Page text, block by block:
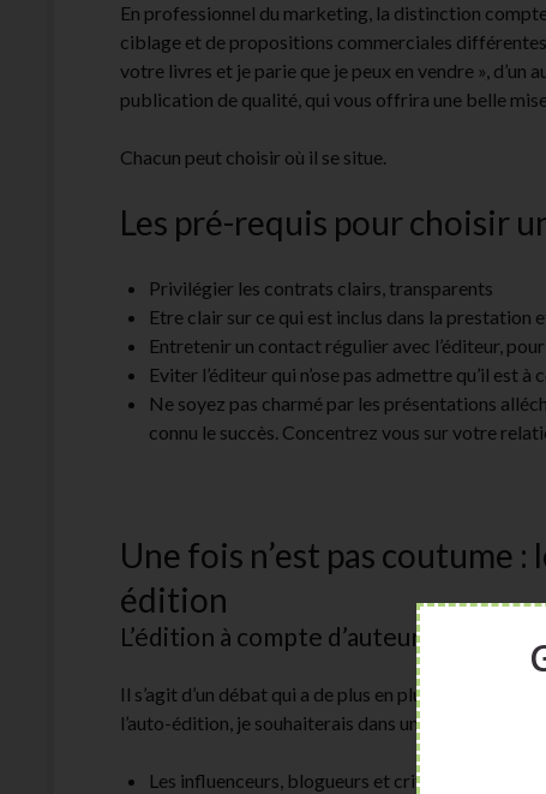
En professionnel du marketing, la distinction
ciblage et de propositions commerciales
votre livres et je parie que je peux en vendre », d’un
publication de qualité, qui vous offrira une belle
Chacun peut choisir où il se situe.
Les pré-requis pour choisir
Privilégier les contrats clairs, transparents
Etre clair sur ce qui est inclus dans la prestation
Entretenir un contact régulier avec l’éditeur,
Eviter l’éditeur qui n’ose pas admettre qu’il est à
Ne soyez pas charmé par les présentations
connu le succès. Concentrez vous sur votre
Une fois n’est pas coutume
édition
L’édition à compte d’auteur vs l’auto-
Il s’agit d’un débat qui a de plus en plus cour.
l’auto-édition, je souhaiterais dans une démarche
Les influenceurs, blogueurs et critiques